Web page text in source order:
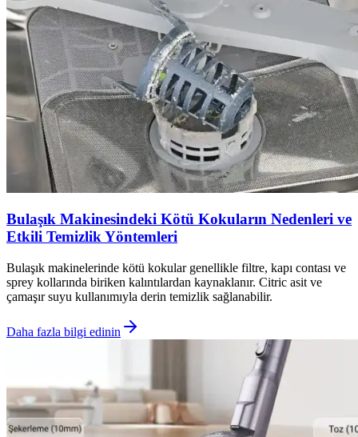
Bulaşık Makinesindeki Kötü Kokuların Nedenleri ve
Etkili Temizlik Yöntemleri
Bulaşık makinelerinde kötü kokular genellikle filtre, kapı contası ve
sprey kollarında biriken kalıntılardan kaynaklanır. Citric asit ve
çamaşır suyu kullanımıyla derin temizlik sağlanabilir.
Daha fazla bilgi edinin